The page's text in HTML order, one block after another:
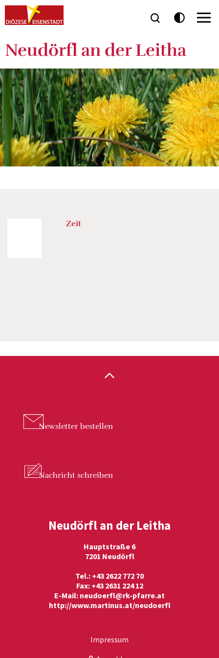
Neudörfl an der Leitha
Zeit
Newsletter bestellen
Nachricht schreiben
Neudörfl an der Leitha
Hauptstraße 6
7201 Neudörfl
Tel.: +43 2622 772 70
Fax: +43 2631 224 12
E-Mail: neudoerfl@rk-pfarre.at
http://www.martinus.at/neudoerfl
Impressum